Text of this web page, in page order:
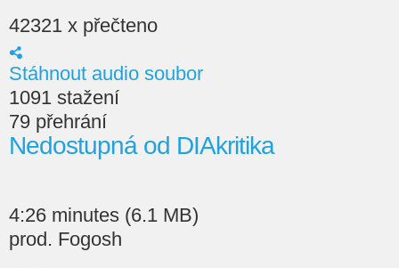
42321 x přečteno
Stáhnout audio soubor
1091 stažení
79 přehrání
Nedostupná od DIAkritika
4:26 minutes (6.1 MB)
prod. Fogosh